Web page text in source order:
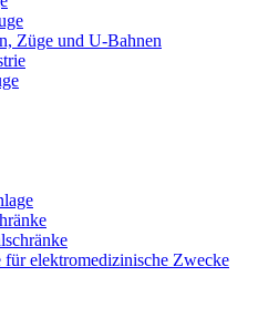
Züge und U-Bahnen
für elektromedizinische Zwecke